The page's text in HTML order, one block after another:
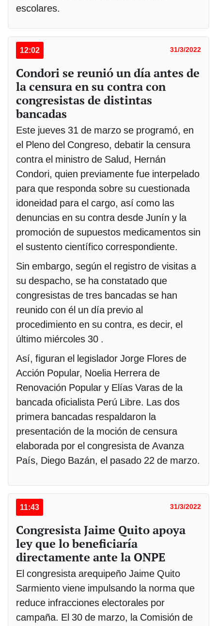
escolares.
12:02 31/3/2022
Condori se reunió un día antes de
la censura en su contra con
congresistas de distintas
bancadas
Este jueves 31 de marzo se programó, en
el Pleno del Congreso, debatir la censura
contra el ministro de Salud, Hernán
Condori, quien previamente fue interpelado
para que responda sobre su cuestionada
idoneidad para el cargo, así como las
denuncias en su contra desde Junín y la
promoción de supuestos medicamentos sin
el sustento científico correspondiente.
Sin embargo, según el registro de visitas a
su despacho, se ha constatado que
congresistas de tres bancadas se han
reunido con él un día previo al
procedimiento en su contra, es decir, el
último miércoles 30 .
Así, figuran el legislador Jorge Flores de
Acción Popular, Noelia Herrera de
Renovación Popular y Elías Varas de la
bancada oficialista Perú Libre. Las dos
primera bancadas respaldaron la
presentación de la moción de censura
elaborada por el congresista de Avanza
País, Diego Bazán, el pasado 22 de marzo.
11:43 31/3/2022
Congresista Jaime Quito apoya
ley que lo beneficiaría
directamente ante la ONPE
El congresista arequipeño Jaime Quito
Sarmiento viene impulsando la norma que
reduce infracciones electorales por
campaña. El 30 de marzo, la Comisión de